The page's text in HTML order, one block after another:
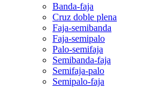
Banda-faja
Cruz doble plena
Faja-semibanda
Faja-semipalo
Palo-semifaja
Semibanda-faja
Semifaja-palo
Semipalo-faja